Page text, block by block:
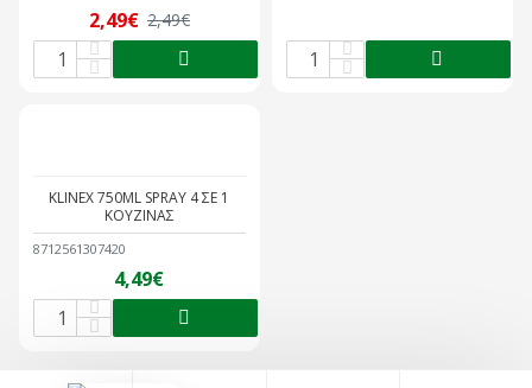
2,49€ 2,49€
8712561307420
KLINEX 750ML SPRAY 4 ΣΕ 1
ΚΟΥΖΙΝΑΣ
4,49€